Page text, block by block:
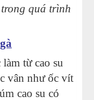
quá trình
làm từ cao su
vân như ốc vít
cao su có